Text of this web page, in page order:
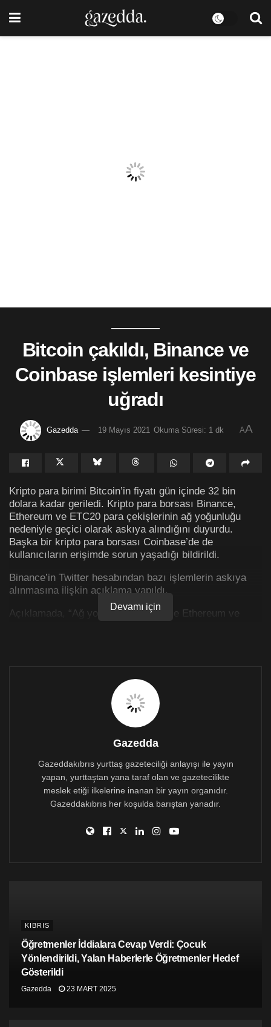
Bitcoin çakıldı, Binance ve
Coinbase işlemleri kesintiye
uğradı
Gazedda 19 Mayıs 2021 Okuma Süresi: 1 dk AA
Kripto para birimi Bitcoin’in fiyatı gün içinde 32 bin
dolara kadar geriledi. Kripto para borsası Binance,
Ethereum ve ETC20 para çekişlerinin ağ yoğunluğu
nedeniyle geçici olarak askıya alındığını duyurdu.
Başka bir kripto para borsası Coinbase’de de
kullanıcıların erişimde sorun yaşadığı bildirildi.
Binance’in Twitter hesabından bazı işlemlerin askıya
alınmasına ilişkin açıklama yapıldı.
Açıklamada, “Ağ yoğunluğu nedeniyle Ethereum ve
kullanıcıların erişimde sorun yaşadığı bildirildi.
Coinbase’in işlem yoğunluğu nedeniyle kripto paralarda
bazı kotasyonları veremediği belirtildi.
Çin’in yerel finansal kurumları ve ödeme sistemlerinin
kripto para hizmet vermesinin yasaklanmasının
ardından kripto paralarda sert düşüşler yaşanmıştı.
Devamı için
Gazedda
Gazeddakıbrıs yurttaş gazeteciliği anlayışı ile yayın
yapan, yurttaştan yana taraf olan ve gazetecilikte
meslek etiği ilkelerine inanan bir yayın organıdır.
Gazeddakıbrıs her koşulda barıştan yanadır.
KIBRIS
Öğretmenler İddialara Cevap Verdi: Çocuk
Yönlendirildi, Yalan Haberlerle Öğretmenler Hedef
Gösterildi
Gazedda 23 MART 2025